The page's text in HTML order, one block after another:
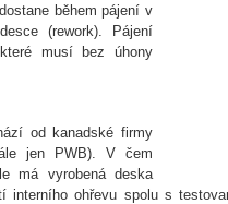
během pájení v
(rework). Pájení
musí bez úhony
od kanadské firmy
jen PWB). V čem
má vyrobená deska
ohřevu spolu s